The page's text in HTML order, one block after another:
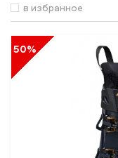
в избранное
50%